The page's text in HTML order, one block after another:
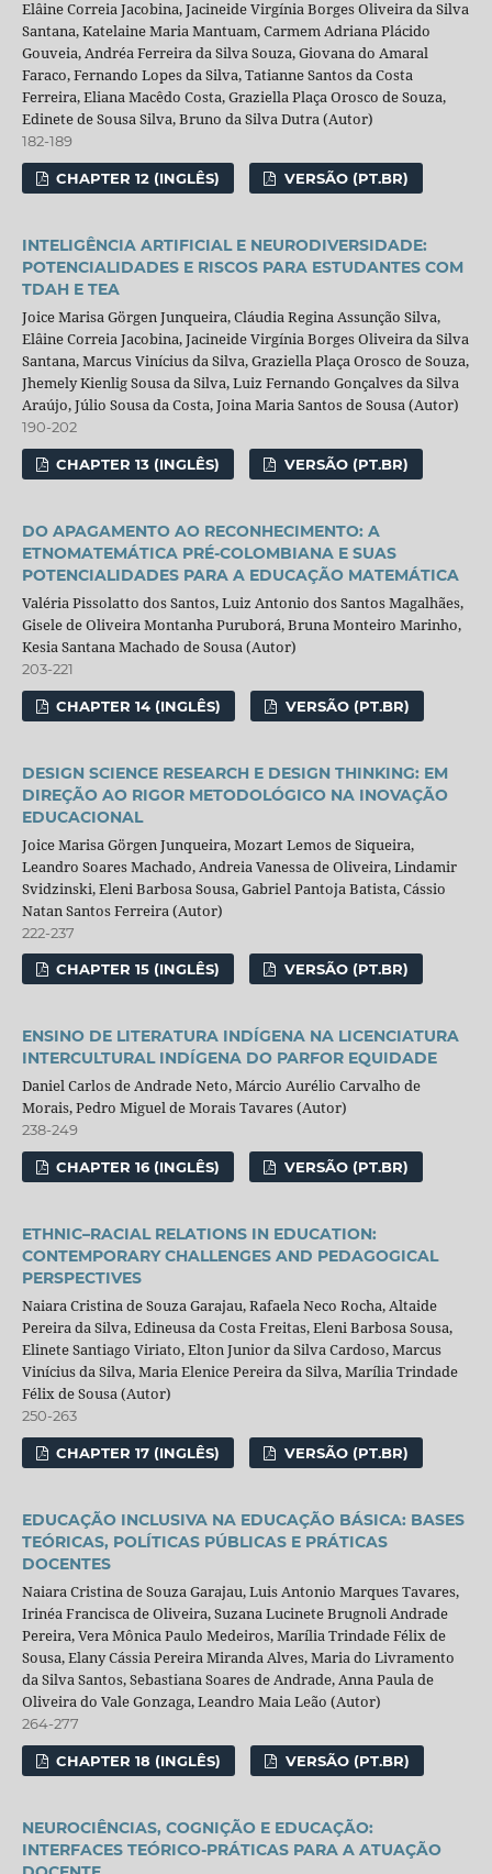
Elâine Correia Jacobina, Jacineide Virgínia Borges Oliveira da Silva
Santana, Katelaine Maria Mantuam, Carmem Adriana Plácido
Gouveia, Andréa Ferreira da Silva Souza, Giovana do Amaral
Faraco, Fernando Lopes da Silva, Tatianne Santos da Costa
Ferreira, Eliana Macêdo Costa, Graziella Plaça Orosco de Souza,
Edinete de Sousa Silva, Bruno da Silva Dutra (Autor)
182-189
CHAPTER 12 (INGLÊS) VERSÃO (PT.BR)
INTELIGÊNCIA ARTIFICIAL E NEURODIVERSIDADE:
POTENCIALIDADES E RISCOS PARA ESTUDANTES COM
TDAH E TEA
Joice Marisa Görgen Junqueira, Cláudia Regina Assunção Silva,
Elâine Correia Jacobina, Jacineide Virgínia Borges Oliveira da Silva
Santana, Marcus Vinícius da Silva, Graziella Plaça Orosco de Souza,
Jhemely Kienlig Sousa da Silva, Luiz Fernando Gonçalves da Silva
Araújo, Júlio Sousa da Costa, Joina Maria Santos de Sousa (Autor)
190-202
CHAPTER 13 (INGLÊS) VERSÃO (PT.BR)
DO APAGAMENTO AO RECONHECIMENTO: A
ETNOMATEMÁTICA PRÉ-COLOMBIANA E SUAS
POTENCIALIDADES PARA A EDUCAÇÃO MATEMÁTICA
Valéria Pissolatto dos Santos, Luiz Antonio dos Santos Magalhães,
Gisele de Oliveira Montanha Puruborá, Bruna Monteiro Marinho,
Kesia Santana Machado de Sousa (Autor)
203-221
CHAPTER 14 (INGLÊS) VERSÃO (PT.BR)
DESIGN SCIENCE RESEARCH E DESIGN THINKING: EM
DIREÇÃO AO RIGOR METODOLÓGICO NA INOVAÇÃO
EDUCACIONAL
Joice Marisa Görgen Junqueira, Mozart Lemos de Siqueira,
Leandro Soares Machado, Andreia Vanessa de Oliveira, Lindamir
Svidzinski, Eleni Barbosa Sousa, Gabriel Pantoja Batista, Cássio
Natan Santos Ferreira (Autor)
222-237
CHAPTER 15 (INGLÊS) VERSÃO (PT.BR)
ENSINO DE LITERATURA INDÍGENA NA LICENCIATURA
INTERCULTURAL INDÍGENA DO PARFOR EQUIDADE
Daniel Carlos de Andrade Neto, Márcio Aurélio Carvalho de
Morais, Pedro Miguel de Morais Tavares (Autor)
238-249
CHAPTER 16 (INGLÊS) VERSÃO (PT.BR)
ETHNIC–RACIAL RELATIONS IN EDUCATION:
CONTEMPORARY CHALLENGES AND PEDAGOGICAL
PERSPECTIVES
Naiara Cristina de Souza Garajau, Rafaela Neco Rocha, Altaide
Pereira da Silva, Edineusa da Costa Freitas, Eleni Barbosa Sousa,
Elinete Santiago Viriato, Elton Junior da Silva Cardoso, Marcus
Vinícius da Silva, Maria Elenice Pereira da Silva, Marília Trindade
Félix de Sousa (Autor)
250-263
CHAPTER 17 (INGLÊS) VERSÃO (PT.BR)
EDUCAÇÃO INCLUSIVA NA EDUCAÇÃO BÁSICA: BASES
TEÓRICAS, POLÍTICAS PÚBLICAS E PRÁTICAS
DOCENTES
Naiara Cristina de Souza Garajau, Luis Antonio Marques Tavares,
Irinéa Francisca de Oliveira, Suzana Lucinete Brugnoli Andrade
Pereira, Vera Mônica Paulo Medeiros, Marília Trindade Félix de
Sousa, Elany Cássia Pereira Miranda Alves, Maria do Livramento
da Silva Santos, Sebastiana Soares de Andrade, Anna Paula de
Oliveira do Vale Gonzaga, Leandro Maia Leão (Autor)
264-277
CHAPTER 18 (INGLÊS) VERSÃO (PT.BR)
NEUROCIÊNCIAS, COGNIÇÃO E EDUCAÇÃO:
INTERFACES TEÓRICO-PRÁTICAS PARA A ATUAÇÃO